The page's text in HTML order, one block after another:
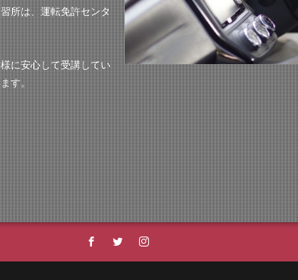
所は、運転免許センタ
に安心して受講してい
す。